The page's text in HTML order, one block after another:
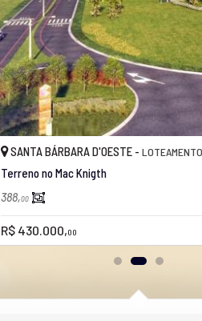
SANTA BÁRBARA D'OESTE -LOTEAMENTO
Terreno no Mac Knigth
388,00
R$ 430.000,00